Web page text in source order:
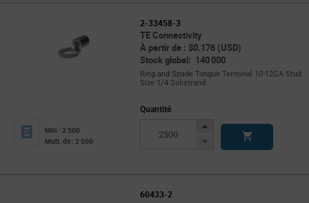
2-33458-3
TE Connectivity
À partir de : $0.176 (USD)
Stock global: 140 000
Ring and Spade Tongue Terminal 10-12GA Stud
Size 1/4 Solistrand
Min : 2 500
Mult. de : 2 500
Quantité
Increase
Decrease
60433-2